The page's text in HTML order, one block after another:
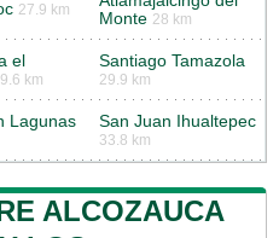
27.9 km
Monte 28 km
el
km
Santiago Tamazola
29.9 km
Lagunas San Juan Ihualtepec
33.8 km
ALCOZAUCA